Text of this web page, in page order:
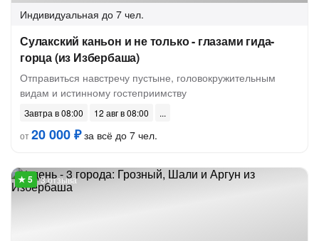
Индивидуальная до 7 чел.
Сулакский каньон и не только - глазами гида-
горца (из Избербаша)
Отправиться навстречу пустыне, головокружительным
видам и истинному гостеприимству
Завтра в 08:00
12 авг в 08:00
от20 000 ₽за всё до 7 чел.
3 отзыва